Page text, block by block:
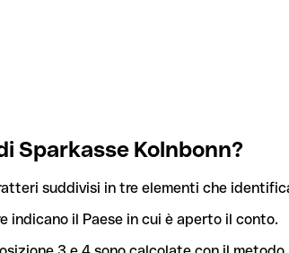
Sparkasse Kolnbonn?
suddivisi in tre elementi che
indicano il Paese in cui è aperto il conto.